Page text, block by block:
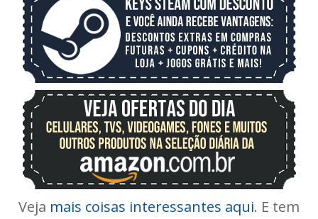
Veja mais coisas interessantes aqui. E tem